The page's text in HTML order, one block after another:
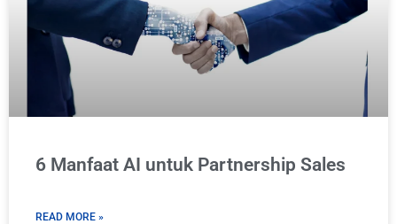
6 Manfaat AI untuk Partnership Sales
READ MORE »